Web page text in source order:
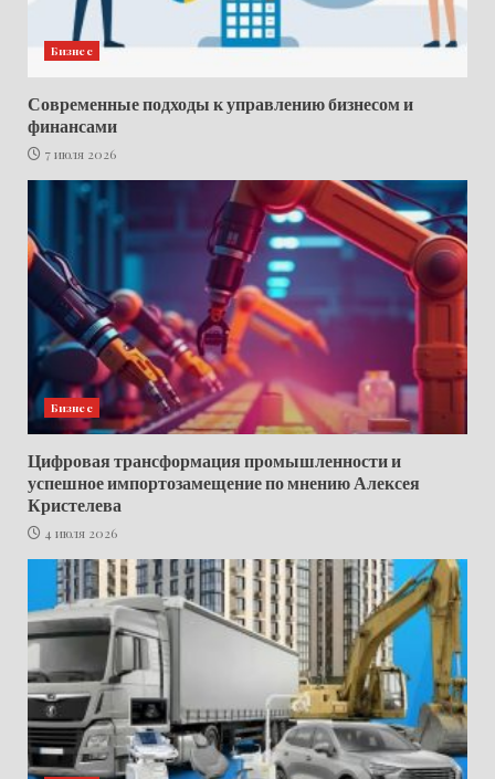
Бизнес
Современные подходы к управлению бизнесом и
финансами
7 июля 2026
Бизнес
Цифровая трансформация промышленности и
успешное импортозамещение по мнению Алексея
Кристелева
4 июля 2026